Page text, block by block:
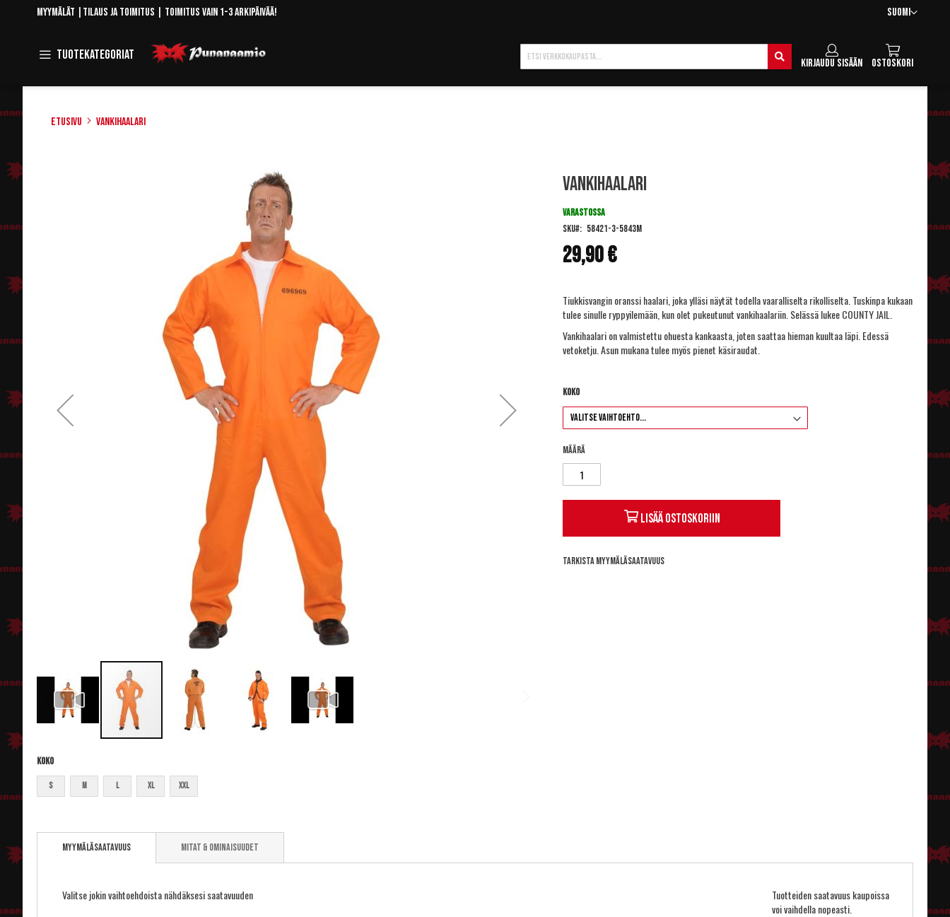
Skip
Kieli
Suomi
Myymälät Tilaus ja toimitus | Toimitus vain 1-3 arkipäivää!
Tuotekategoriat Toggle
Navigation
Ostoskori
Kirjaudu sisään
Hae
Etusivu Vankihaalari
Koko
S M L XL XXL
to
Vankihaalari
29,90 €
VARASTOSSA
SKU
58421-3-5843M
Tiukkisvangin oranssi haalari, joka ylläsi näytät todella vaaralliselta rikolliselta. Tuskinpa kukaan
tulee sinulle ryppyilemään, kun olet pukeutunut vankihaalariin. Selässä lukee COUNTY JAIL.
Vankihaalari on valmistettu ohuesta kankaasta, joten saattaa hieman kuultaa läpi. Edessä
vetoketju. Asun mukana tulee myös pienet käsiraudat.
Koko
Määrä
Lisää ostoskoriin
Tarkista myymäläsaatavuus
Myymäläsaatavuus
Tuotteiden saatavuus kaupoissa
voi vaihdella nopeasti.
Valitse jokin vaihtoehdoista nähdäksesi saatavuuden
Mitat & ominaisuudet